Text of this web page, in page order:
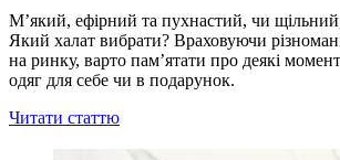
М’який, ефірний та пухнастий, чи
Який халат вибрати? Враховуючи
на ринку, варто пам’ятати про деякі
одяг для себе чи в подарунок.
Читати статтю